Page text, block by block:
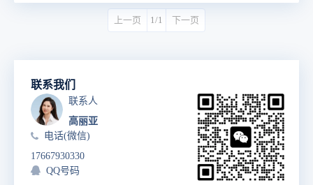
上一页 1/1 下一页
联系我们
联系人
高丽亚
电话(微信)
17667930330
QQ号码